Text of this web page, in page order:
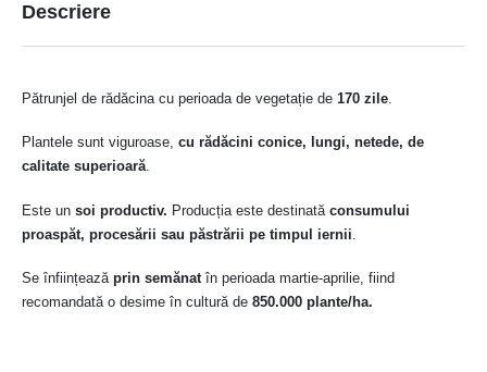
Descriere
Pătrunjel de rădăcina cu perioada de vegetație de 170 zile
Plantele sunt viguroase, cu rădăcini conice, lungi, netede, de
calitate superioară.
Este un soi productiv. Producția este destinată consumului
proaspăt, procesării sau păstrării pe timpul iernii
Se înființează prin semănatîn perioada martie-aprilie, fiind
recomandată o desime în cultură de 850.000 plante/ha.